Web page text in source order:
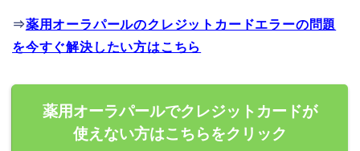
⇒薬用オーラパールのクレジットカードエラーの問題
を今すぐ解決したい方はこちら
薬用オーラパールでクレジットカードが
使えない方はこちらをクリック